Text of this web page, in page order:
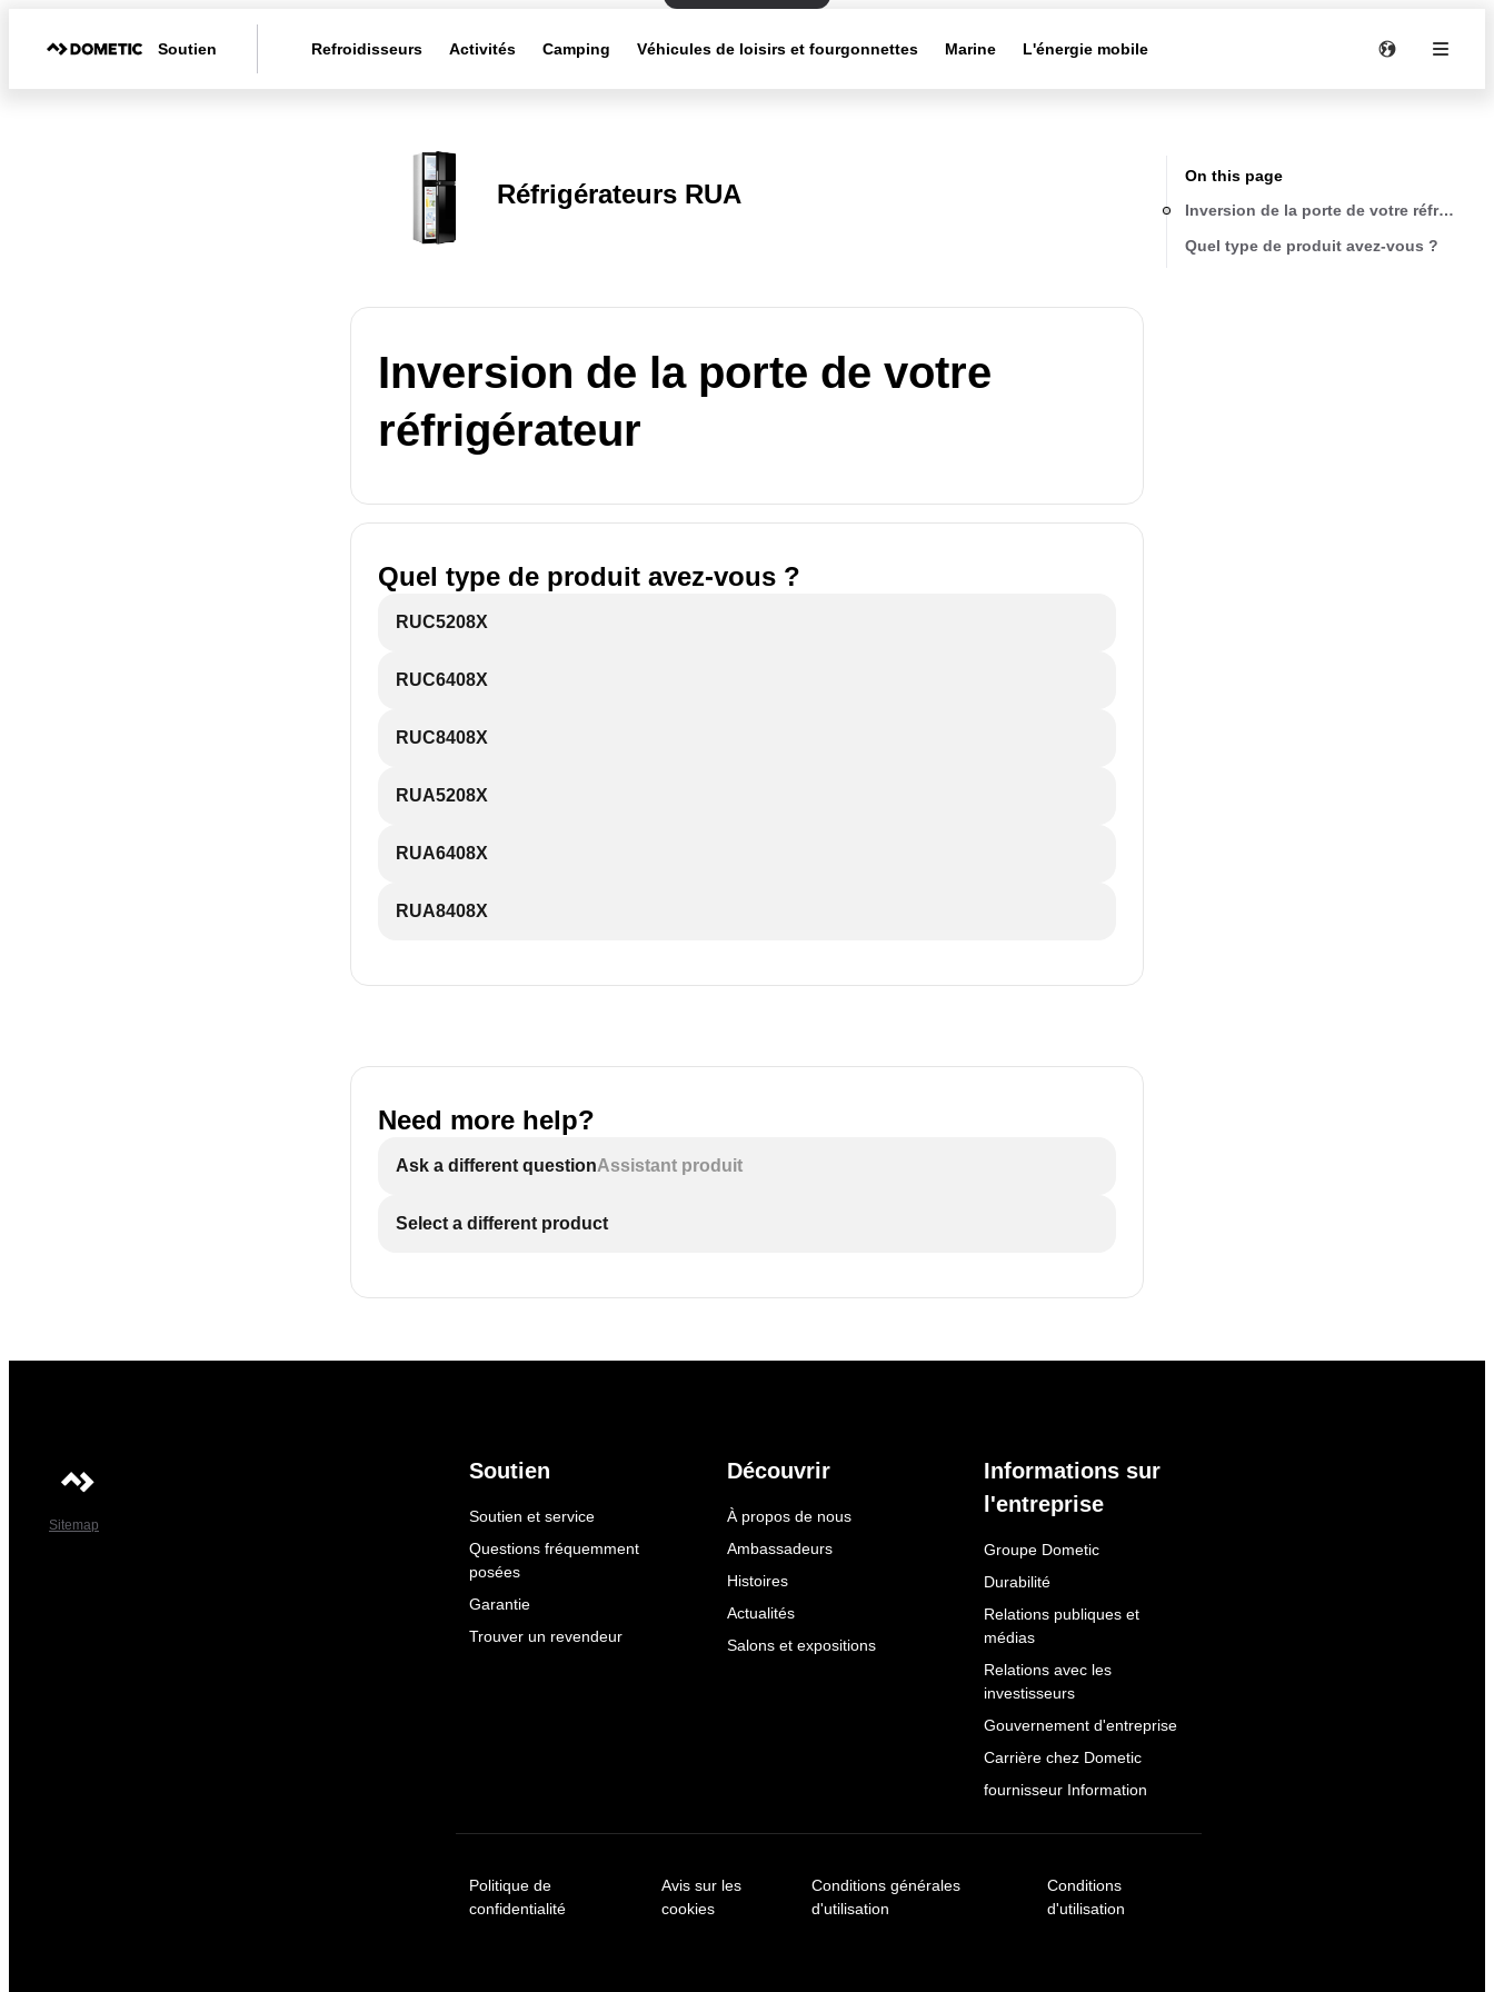
Soutien Refroidisseurs Activités Camping Véhicules de loisirs et fourgonnettes Marine L'énergie mobile
Réfrigérateurs RUA
Inversion de la porte de votre
réfrigérateur
Quel type de produit avez-vous ?
RUC5208X
RUC6408X
RUC8408X
RUA5208X
RUA6408X
RUA8408X
Need more help?
Ask a different questionAssistant produit
Select a different product
On this page
Inversion de la porte de votre
Quel type de produit avez-vous ?
Sitemap
Soutien
Soutien et service
Questions fréquemment
posées
Garantie
Trouver un revendeur
Découvrir
À propos de nous
Ambassadeurs
Histoires
Actualités
Salons et expositions
Informations sur
l'entreprise
Groupe Dometic
Durabilité
Relations publiques et
médias
Relations avec les
investisseurs
Gouvernement d'entreprise
Carrière chez Dometic
fournisseur Information
Politique de
confidentialité
Avis sur les
cookies
Conditions générales
d'utilisation
Conditions
d'utilisation